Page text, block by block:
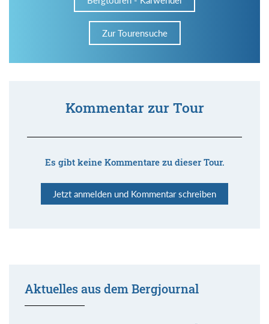
Zur Tourensuche
Kommentar zur Tour
Es gibt keine Kommentare zu dieser Tour.
Jetzt anmelden und Kommentar schreiben
Aktuelles aus dem Bergjournal